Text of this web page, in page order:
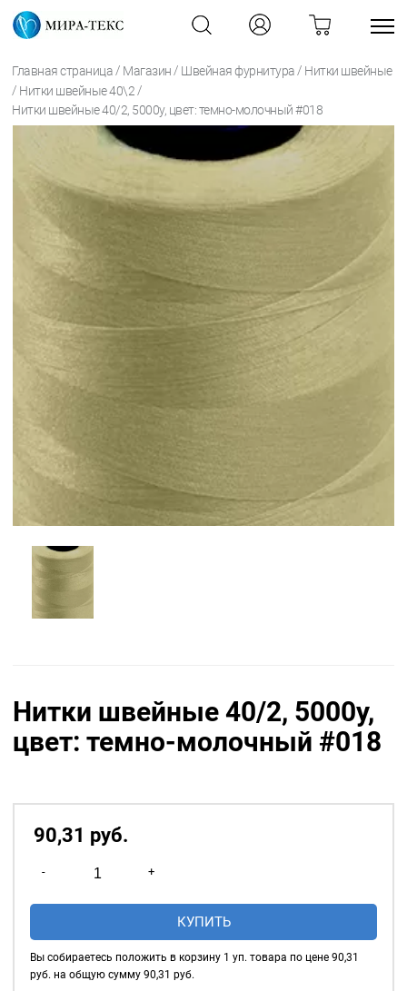
Главная страница / Магазин / Швейная фурнитура / Нитки швейные
/ Нитки швейные 40\2 /
Нитки швейные 40/2, 5000у, цвет: темно-молочный #018
Нитки швейные 40/2, 5000у,
цвет: темно-молочный #018
90,31 руб.
-
товара
Нитки
5000у,
+
КУПИТЬ
Вы собираетесь положить в корзину 1 уп. товара по цене 90,31
руб. на общую сумму 90,31 руб.